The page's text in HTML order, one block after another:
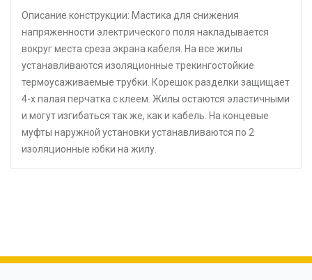
Описание конструкции: Мастика для снижения
напряженности электрического поля накладывается
вокруг места среза экрана кабеля. На все жилы
устанавливаются изоляционные трекингостойкие
термоусаживаемые трубки. Корешок разделки защищает
4-х палая перчатка с клеем. Жилы остаются эластичными
и могут изгибаться так же, как и кабель. На концевые
муфты наружной установки устанавливаются по 2
изоляционные юбки на жилу.